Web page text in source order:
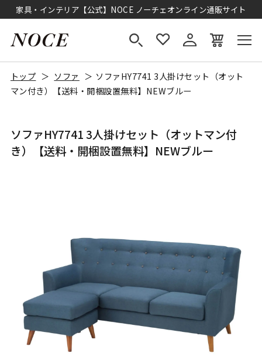
家具・インテリア【公式】NOCE ノーチェオンライン通販サイト
トップ ソファ
ソファHY7741 3人掛けセット（オット
マン付き）【送料・開梱設置無料】NEWブルー
ソファHY7741 3人掛けセット（オットマン付
き）【送料・開梱設置無料】NEWブルー